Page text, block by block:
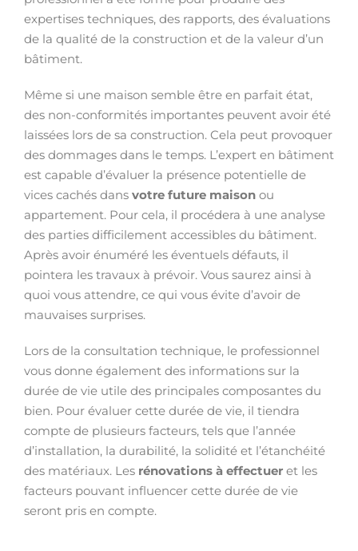
expertises techniques, des rapports, des évaluations
de la qualité de la construction et de la valeur d’un
bâtiment.
Même si une maison semble être en parfait état,
des non-conformités importantes peuvent avoir été
laissées lors de sa construction. Cela peut provoquer
des dommages dans le temps. L’expert en bâtiment
est capable d’évaluer la présence potentielle de
vices cachés dans votre future maison ou
appartement. Pour cela, il procédera à une analyse
des parties difficilement accessibles du bâtiment.
Après avoir énuméré les éventuels défauts, il
pointera les travaux à prévoir. Vous saurez ainsi à
quoi vous attendre, ce qui vous évite d’avoir de
mauvaises surprises.
Lors de la consultation technique, le professionnel
vous donne également des informations sur la
durée de vie utile des principales composantes du
bien. Pour évaluer cette durée de vie, il tiendra
compte de plusieurs facteurs, tels que l’année
d’installation, la durabilité, la solidité et l’étanchéité
des matériaux. Les rénovations à effectuer et les
facteurs pouvant influencer cette durée de vie
seront pris en compte.